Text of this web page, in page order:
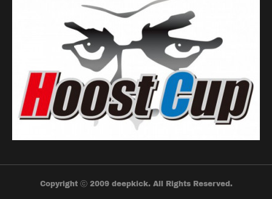
Copyright ⓒ 2009 deepkick. All Rights Reserved.